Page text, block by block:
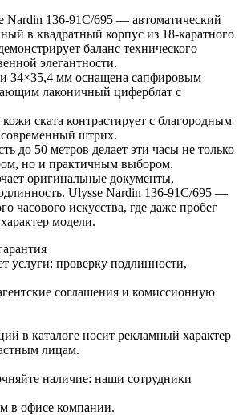
Nardin 136-91C/695 — автоматический
в квадратный корпус из 18-каратного
баланс технического
элегантности.
34×35,4 мм оснащена сапфировым
лаконичный циферблат с
ската контрастирует с благородным
современный штрих.
до 50 метров делает эти часы не только
но и практичным выбором.
оригинальные документы,
Ulysse Nardin 136-91C/695 —
часового искусства, где даже пробег
модели.
услуги: проверку подлинности,
соглашения и комиссионную
в каталоге носит рекламный характер
лицам.
наличие: наши сотрудники
в офисе компании.